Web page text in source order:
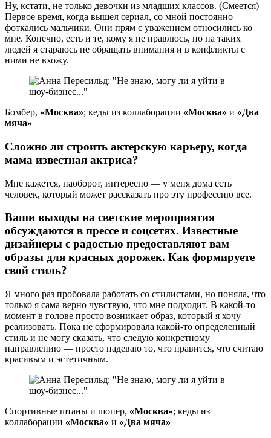
Ну, кстати, не только девочки из младших классов. (Смеется)
Первое время, когда вышел сериал, со мной постоянно
фоткались мальчики. Они прям с уважением относились ко
мне. Конечно, есть и те, кому я не нравлюсь, но на таких
людей я стараюсь не обращать внимания и в конфликты с
ними не вхожу.
Бомбер, «Москва»; кеды из коллаборации «Москва» и «Два
мяча»
Сложно ли строить актерскую карьеру, когда
мама известная актриса?
Мне кажется, наоборот, интересно — у меня дома есть
человек, который может рассказать про эту профессию все.
Ваши выходы на светские мероприятия
обсуждаются в прессе и соцсетях. Известные
дизайнеры с радостью предоставляют вам
образы для красных дорожек. Как формируете
свой стиль?
Я много раз пробовала работать со стилистами, но поняла, что
только я сама верно чувствую, что мне подходит. В какой-то
момент в голове просто возникает образ, который я хочу
реализовать. Пока не сформировала какой-то определенный
стиль и не могу сказать, что следую конкретному
направлению — просто надеваю то, что нравится, что считаю
красивым и эстетичным.
Спортивные штаны и шопер, «Москва»; кеды из
коллаборации «Москва» и «Два мяча»